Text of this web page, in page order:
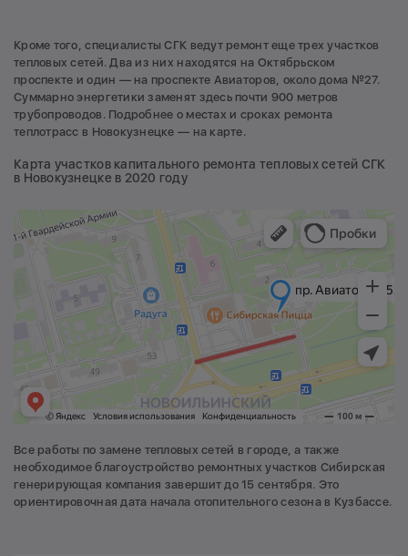
Кроме того, специалисты СГК ведут ремонт еще трех участков
тепловых сетей. Два из них находятся на Октябрьском
проспекте и один — на проспекте Авиаторов, около дома №27.
Суммарно энергетики заменят здесь почти 900 метров
трубопроводов. Подробнее о местах и сроках ремонта
теплотрасс в Новокузнецке — на карте.
Карта участков капитального ремонта тепловых сетей СГК
в Новокузнецке в 2020 году
Все работы по замене тепловых сетей в городе, а также
необходимое благоустройство ремонтных участков Сибирская
генерирующая компания завершит до 15 сентября. Это
ориентировочная дата начала отопительного сезона в Кузбассе.